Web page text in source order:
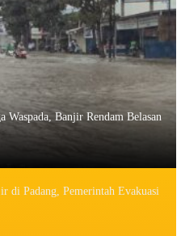
Waspada, Banjir Rendam Belasan
di Padang, Pemerintah Evakuasi